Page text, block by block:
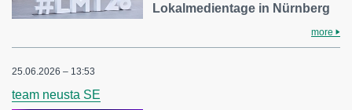
Lokalmedientage in Nürnberg
more
25.06.2026 – 13:53
team neusta SE